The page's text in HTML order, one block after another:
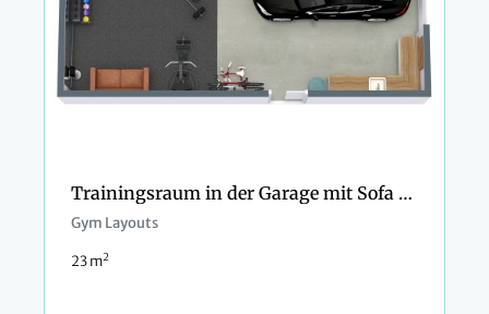
Trainingsraum in der Garage mit Sofa und Kochnische
Gym Layouts
23 m2